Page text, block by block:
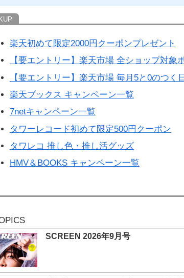
楽天初めて限定2000円クーポンプレゼント
【要エントリー】楽天市場 全ショップ対象
【要エントリー】楽天市場 毎月5と0のつ
楽天ブックス キャンペーン一覧
7netキャンペーン一覧
タワーレコード初めて限定500円クーポン
タワレコ 推し色・推し活グッズ
HMV＆BOOKS キャンペーン一覧
SCREEN 2026年9月号